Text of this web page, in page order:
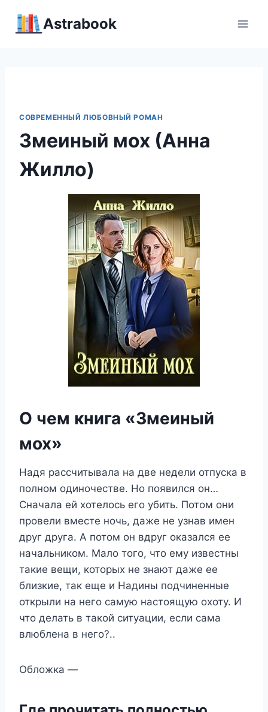
Аstrabook
СОВРЕМЕННЫЙ ЛЮБОВНЫЙ РОМАН
Змеиный мох (Анна
Жилло)
О чем книга «Змеиный
мох»
Надя рассчитывала на две недели отпуска в
полном одиночестве. Но появился он…
Сначала ей хотелось его убить. Потом они
провели вместе ночь, даже не узнав имен
друг друга. А потом он вдруг оказался ее
начальником. Мало того, что ему известны
такие вещи, которых не знают даже ее
близкие, так еще и Надины подчиненные
открыли на него самую настоящую охоту. И
что делать в такой ситуации, если сама
влюблена в него?..
Обложка —